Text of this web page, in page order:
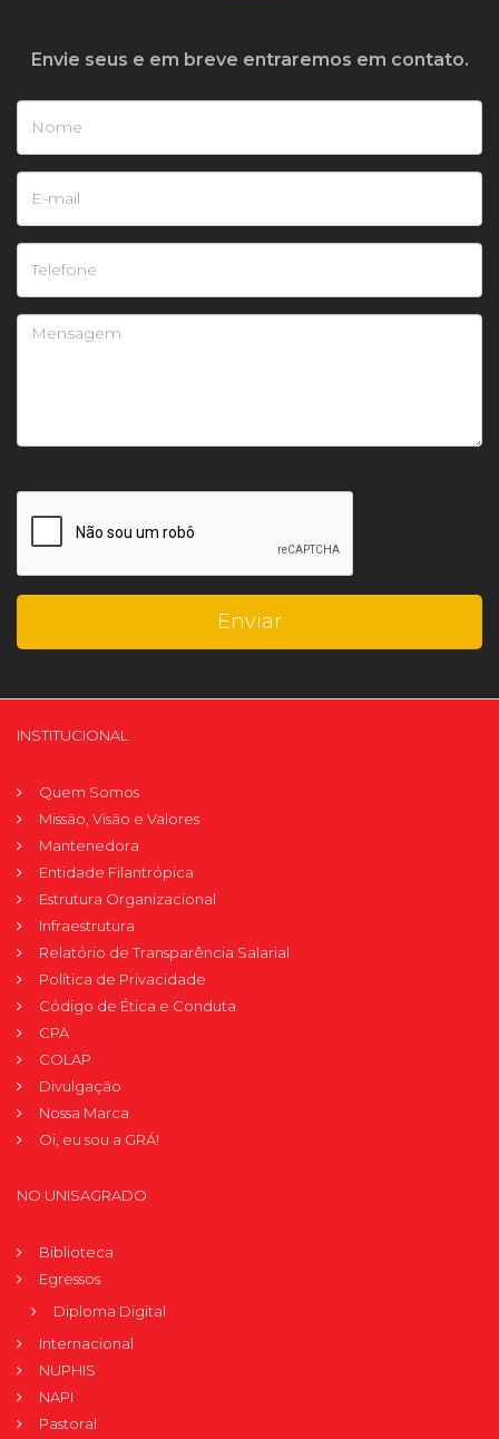
Envie seus e em breve entraremos em contato.
INSTITUCIONAL
Quem Somos
Missão, Visão e Valores
Mantenedora
Entidade Filantrópica
Estrutura Organizacional
Infraestrutura
Relatório de Transparência Salarial
Política de Privacidade
Código de Ética e Conduta
CPA
COLAP
Divulgação
Nossa Marca
Oi, eu sou a GRÁ!
NO UNISAGRADO
Biblioteca
Egressos
Diploma Digital
Internacional
NUPHIS
NAPI
Pastoral